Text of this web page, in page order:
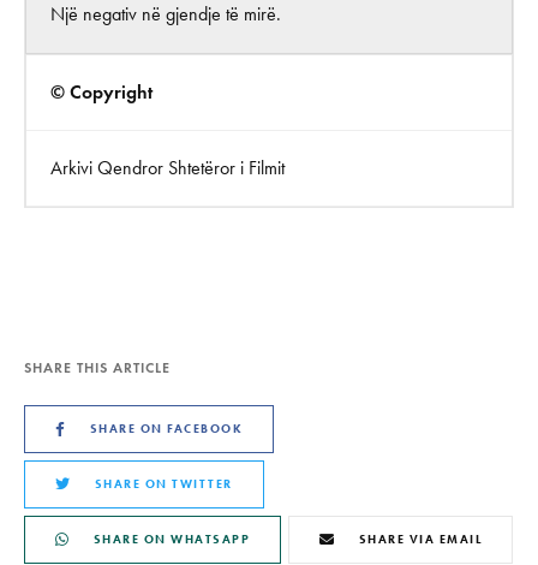
Një negativ në gjendje të mirë.
© Copyright
Arkivi Qendror Shtetëror i Filmit
SHARE THIS ARTICLE
SHARE ON FACEBOOK
SHARE ON TWITTER
SHARE ON WHATSAPP SHARE VIA EMAIL